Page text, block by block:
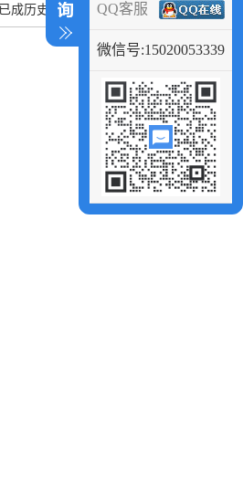
成历史，5户上限严控风控
QQ客服
微信号:15020053339